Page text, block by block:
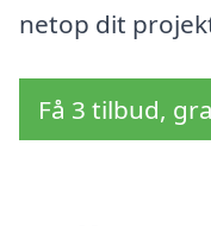
netop dit
Få 3 tilbud,